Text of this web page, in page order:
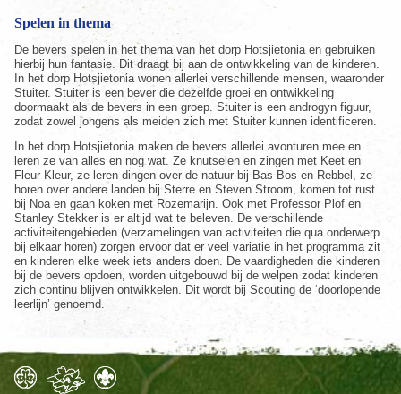
Spelen in thema
De bevers spelen in het thema van het dorp Hotsjietonia en gebruiken
hierbij hun fantasie. Dit draagt bij aan de ontwikkeling van de kinderen.
In het dorp Hotsjietonia wonen allerlei verschillende mensen, waaronder
Stuiter. Stuiter is een bever die dezelfde groei en ontwikkeling
doormaakt als de bevers in een groep. Stuiter is een androgyn figuur,
zodat zowel jongens als meiden zich met Stuiter kunnen identificeren.
In het dorp Hotsjietonia maken de bevers allerlei avonturen mee en
leren ze van alles en nog wat. Ze knutselen en zingen met Keet en
Fleur Kleur, ze leren dingen over de natuur bij Bas Bos en Rebbel, ze
horen over andere landen bij Sterre en Steven Stroom, komen tot rust
bij Noa en gaan koken met Rozemarijn. Ook met Professor Plof en
Stanley Stekker is er altijd wat te beleven. De verschillende
activiteitengebieden (verzamelingen van activiteiten die qua onderwerp
bij elkaar horen) zorgen ervoor dat er veel variatie in het programma zit
en kinderen elke week iets anders doen. De vaardigheden die kinderen
bij de bevers opdoen, worden uitgebouwd bij de welpen zodat kinderen
zich continu blijven ontwikkelen. Dit wordt bij Scouting de ‘doorlopende
leerlijn’ genoemd.